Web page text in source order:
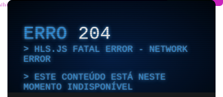
ERRO204
HLS.JS FATAL ERROR - NETWORK
ERROR
ESTE CONTEÚDO ESTÁ NESTE
MOMENTO INDISPONÍVEL